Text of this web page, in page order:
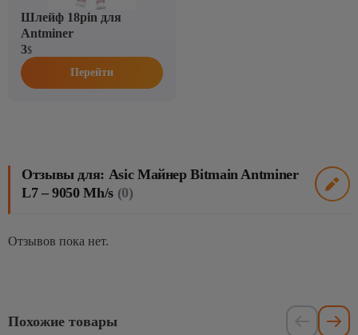
Шлейф 18pin для
Antminer
3$
Перейти
Отзывы для: Asic Майнер Bitmain Antminer
L7 – 9050 Mh/s (0)
Отзывов пока нет.
Похожие товары